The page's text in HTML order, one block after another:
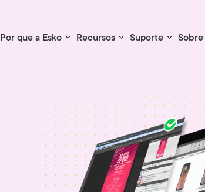
Por que a Esko Recursos Suporte Sobre